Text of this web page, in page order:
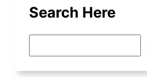
Search Here
e
a